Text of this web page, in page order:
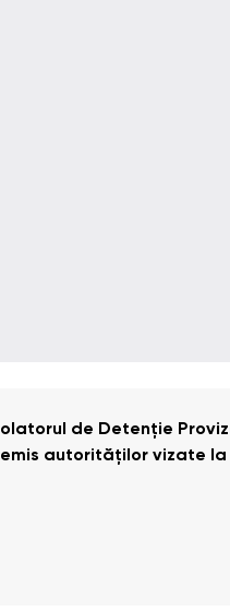
de Detenție
autorităților vizate